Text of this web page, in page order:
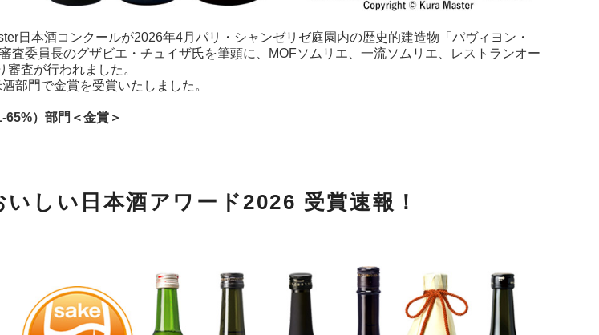
日本酒コンクールが2026年4月パリ・シャンゼリゼ庭園内の歴史的建造物「パヴィヨン・
査委員長のグザビエ・チュイザ氏を筆頭に、MOFソムリエ、一流ソムリエ、レストランオー
査が行われました。
部門で金賞を受賞いたしました。
）部門＜金賞＞
しい日本酒アワード2026 受賞速報！